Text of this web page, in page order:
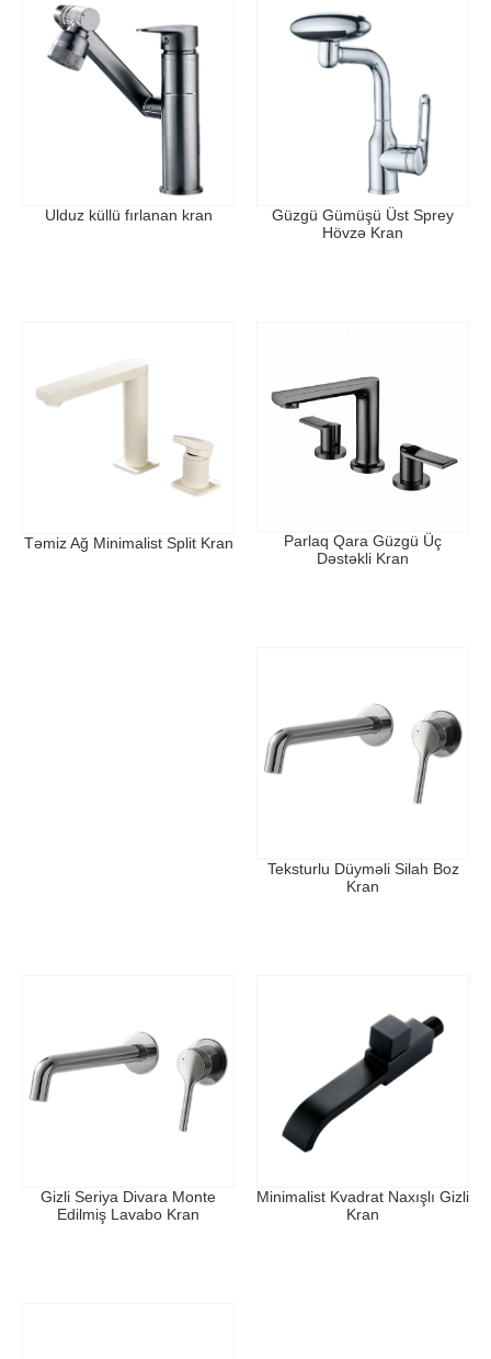
Ulduz küllü fırlanan kran
Güzgü Gümüşü Üst Sprey
Hövzə Kran
Təmiz Ağ Minimalist Split Kran
Parlaq Qara Güzgü Üç
Dəstəkli Kran
Teksturlu Düyməli Silah Boz
Kran
Gizli Seriya Divara Monte
Edilmiş Lavabo Kran
Minimalist Kvadrat Naxışlı Gizli
Kran